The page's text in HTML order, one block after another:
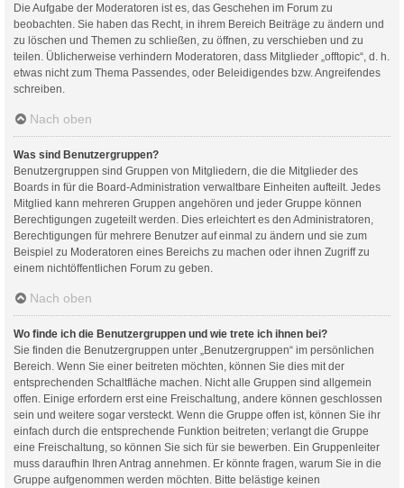
Die Aufgabe der Moderatoren ist es, das Geschehen im Forum zu
beobachten. Sie haben das Recht, in ihrem Bereich Beiträge zu ändern und
zu löschen und Themen zu schließen, zu öffnen, zu verschieben und zu
teilen. Üblicherweise verhindern Moderatoren, dass Mitglieder „offtopic“, d. h.
etwas nicht zum Thema Passendes, oder Beleidigendes bzw. Angreifendes
schreiben.
Nach oben
Was sind Benutzergruppen?
Benutzergruppen sind Gruppen von Mitgliedern, die die Mitglieder des
Boards in für die Board-Administration verwaltbare Einheiten aufteilt. Jedes
Mitglied kann mehreren Gruppen angehören und jeder Gruppe können
Berechtigungen zugeteilt werden. Dies erleichtert es den Administratoren,
Berechtigungen für mehrere Benutzer auf einmal zu ändern und sie zum
Beispiel zu Moderatoren eines Bereichs zu machen oder ihnen Zugriff zu
einem nichtöffentlichen Forum zu geben.
Nach oben
Wo finde ich die Benutzergruppen und wie trete ich ihnen bei?
Sie finden die Benutzergruppen unter „Benutzergruppen“ im persönlichen
Bereich. Wenn Sie einer beitreten möchten, können Sie dies mit der
entsprechenden Schaltfläche machen. Nicht alle Gruppen sind allgemein
offen. Einige erfordern erst eine Freischaltung, andere können geschlossen
sein und weitere sogar versteckt. Wenn die Gruppe offen ist, können Sie ihr
einfach durch die entsprechende Funktion beitreten; verlangt die Gruppe
eine Freischaltung, so können Sie sich für sie bewerben. Ein Gruppenleiter
muss daraufhin Ihren Antrag annehmen. Er könnte fragen, warum Sie in die
Gruppe aufgenommen werden möchten. Bitte belästige keinen